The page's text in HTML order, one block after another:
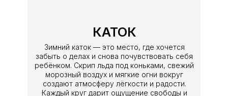
Зимний каток — это место, где хочется
забыть о делах и снова почувствовать себя
ребёнком. Скрип льда под коньками, свежий
морозный воздух и мягкие огни вокруг
создают атмосферу лёгкости и радости.
Каждый круг дарит ощущение свободы и
КАТОК